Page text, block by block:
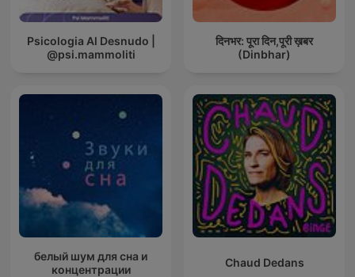
Psicologia Al Desnudo |
@psi.mammoliti
दिनभर: पूरा दिन,पूरी ख़बर
(Dinbhar)
белый шум для сна и
концентрации
Chaud Dedans